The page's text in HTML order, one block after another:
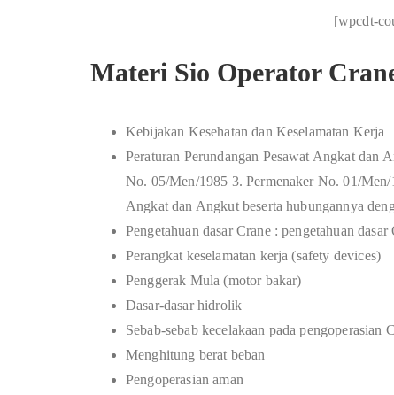
[wpcdt-
Materi Sio Operator
Kebijakan Kesehatan dan Keselamatan Kerja
Peraturan Perundangan Pesawat Angkat dan
No. 05/Men/1985 3. Permenaker No. 01/
Angkat dan Angkut beserta hubungannya
Pengetahuan dasar Crane : pengetahuan
Perangkat keselamatan kerja (safety devices)
Penggerak Mula (motor bakar)
Dasar-dasar hidrolik
Sebab-sebab kecelakaan pada pengoperasian
Menghitung berat beban
Pengoperasian aman